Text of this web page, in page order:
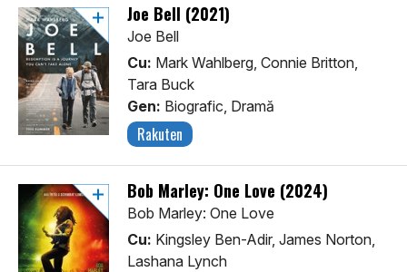
Joe Bell (2021)
Joe Bell
Cu: Mark Wahlberg, Connie Britton,
Tara Buck
Gen: Biografic, Dramă
Rakuten
Bob Marley: One Love (2024)
Bob Marley: One Love
Cu: Kingsley Ben-Adir, James Norton,
Lashana Lynch